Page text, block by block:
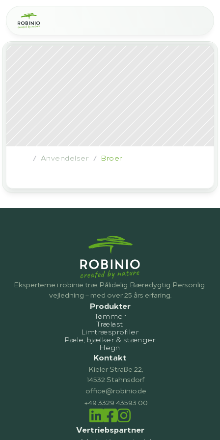
/ Anvendelser / Broer
Eksperterne i robinie træ. Pålidelig. Bæredygtig. Personlig
vejledning – med over 25 års erfaring.
Kontakt
Kieler Straße 22,
14532 Stahnsdorf
office@robinio.de
+49 3329 43593 00
Vertriebspartner
Produkter
Tømmer
Trælast
Limtræsprofiler
Pæle, bjælker & stænger
Hegn